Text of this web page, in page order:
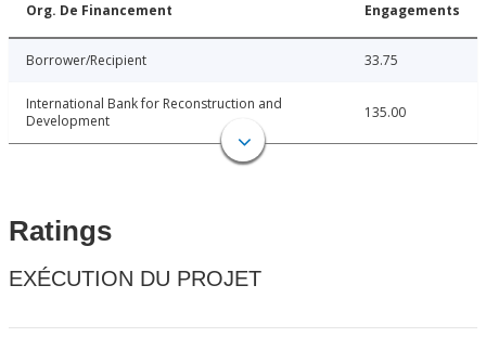
Org. De Financement Engagements
Borrower/Recipient 33.75
International Bank for Reconstruction and
Development
135.00
Ratings
EXÉCUTION DU PROJET